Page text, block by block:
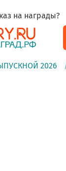
на награды?
2026